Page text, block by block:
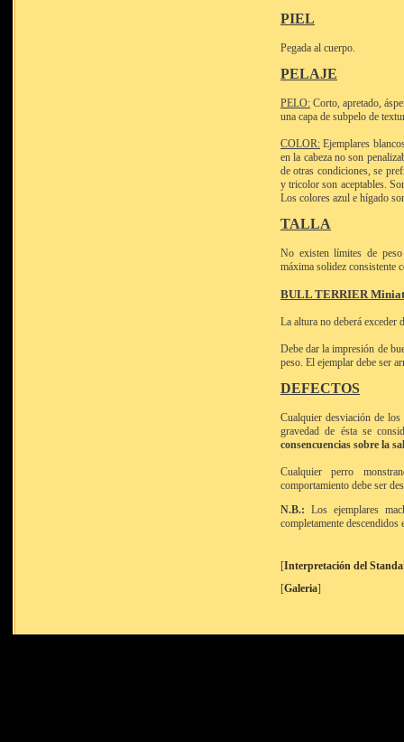
PIEL
Pegada al cuerpo.
PELAJE
PELO: Corto, apretado,
una capa de subpelo de
COLOR: Ejemplares
en la cabeza no son
de otras condiciones, se
y tricolor son aceptables.
Los colores azul e hígado
TALLA
No existen límites de
máxima solidez consistente
BULL TERRIER
La altura no deberá exceder
Debe dar la impresión de
peso. El ejemplar debe ser
DEFECTOS
Cualquier desviación de
gravedad de ésta se
consencuencias sobre la
Cualquier perro
comportamiento debe ser
N.B.: Los ejemplares
completamente descendidos
[Interpretación del
[Galeria]